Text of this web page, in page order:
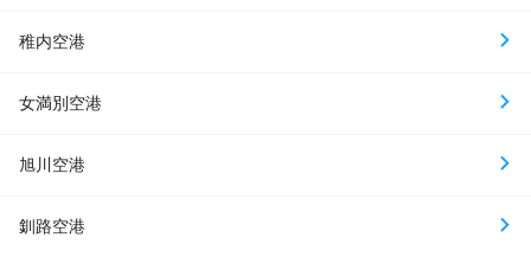
稚内空港
女満別空港
旭川空港
釧路空港